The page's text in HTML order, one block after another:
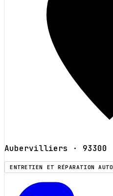
Aubervilliers · 93300
ENTRETIEN ET RÉPARATION AUTO